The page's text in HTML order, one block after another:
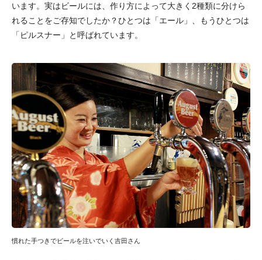
います。実はビールには、作り方によって大きく2種類に分けら
れることをご存知でしたか？ひとつは「エール」、もうひとつは
「ピルスナー」と呼ばれています。
慣れた手つきでビールを注いでいく吉田さん